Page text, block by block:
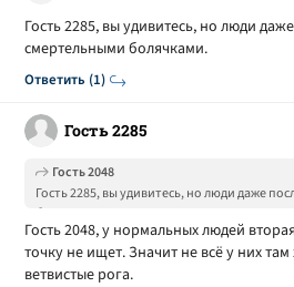
Ответить (1)
Гость 2285, вы удивитесь, но люди
смертельными болячками.
Гость 2285
Гость 2048
Гость 2285, вы удивитесь, но люди даже
болячками.
Гость 2048, у нормальных людей
точку не ищет. Значит не всё у них
ветвистые рога.